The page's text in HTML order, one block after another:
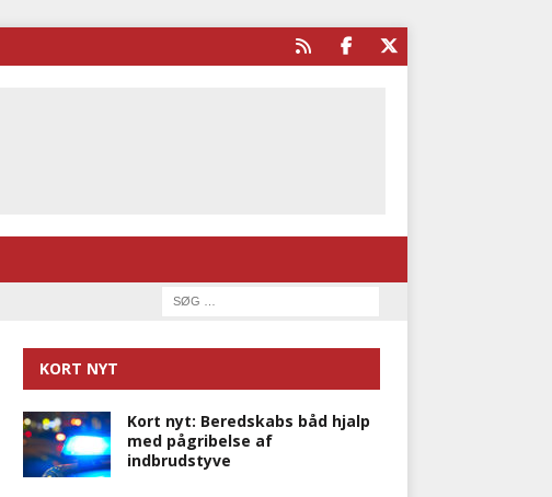
KORT NYT
Kort nyt: Beredskabs båd hjalp
med pågribelse af
indbrudstyve